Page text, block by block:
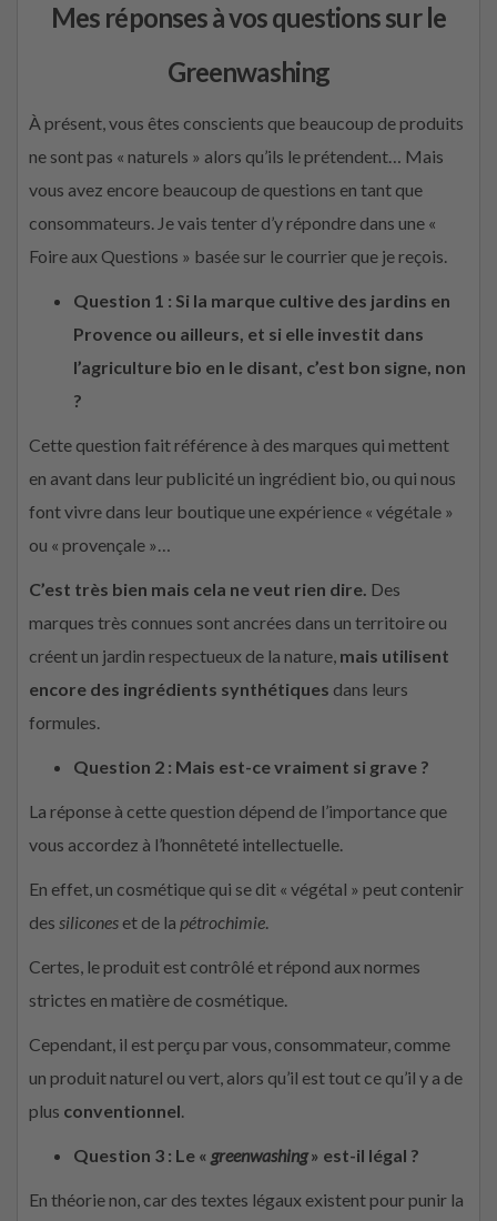
Mes réponses à vos questions sur le
Greenwashing
À présent, vous êtes conscients que beaucoup de produits
ne sont pas « naturels » alors qu’ils le prétendent… Mais
vous avez encore beaucoup de questions en tant que
consommateurs. Je vais tenter d’y répondre dans une «
Foire aux Questions » basée sur le courrier que je reçois.
Question 1 : Si la marque cultive des jardins en
Provence ou ailleurs, et si elle investit dans
l’agriculture bio en le disant, c’est bon signe, non
?
Cette question fait référence à des marques qui mettent
en avant dans leur publicité un ingrédient bio, ou qui nous
font vivre dans leur boutique une expérience « végétale »
ou « provençale »…
C’est très bien mais cela ne veut rien dire. Des
marques très connues sont ancrées dans un territoire ou
créent un jardin respectueux de la nature, mais utilisent
encore des ingrédients synthétiques dans leurs
formules.
Question 2 : Mais est-ce vraiment si grave ?
La réponse à cette question dépend de l’importance que
vous accordez à l’honnêteté intellectuelle.
En effet, un cosmétique qui se dit « végétal » peut contenir
des silicones et de la pétrochimie.
Certes, le produit est contrôlé et répond aux normes
strictes en matière de cosmétique.
Cependant, il est perçu par vous, consommateur, comme
un produit naturel ou vert, alors qu’il est tout ce qu’il y a de
plus conventionnel.
Question 3 : Le « greenwashing» est-il légal ?
En théorie non, car des textes légaux existent pour punir la